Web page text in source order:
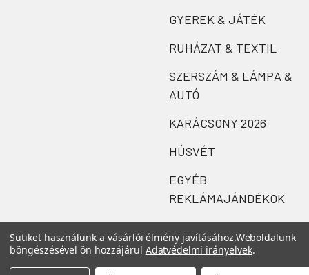
GYEREK & JÁTÉK
RUHÁZAT & TEXTIL
SZERSZÁM & LÁMPA &
AUTÓ
KARÁCSONY 2026
HÚSVÉT
EGYÉB
REKLÁMAJÁNDÉKOK
Sütiket használunk a vásárlói élmény javításához.Weboldalunk
böngészésével ön hozzájárul Adatvédelmi irányelvek.